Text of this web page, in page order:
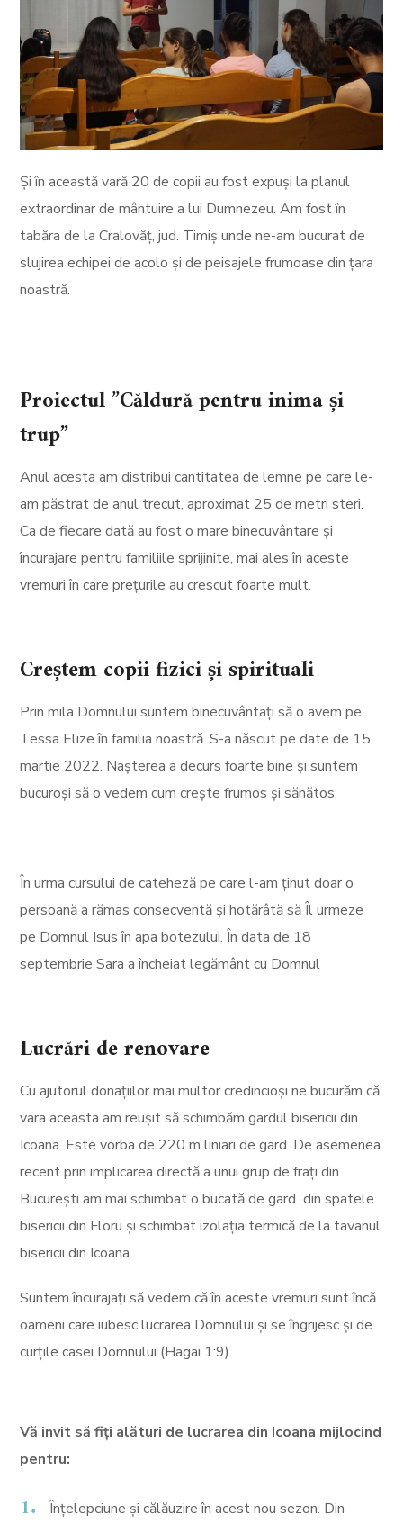
Și în această vară 20 de copii au fost expuși la planul
extraordinar de mântuire a lui Dumnezeu. Am fost în
tabăra de la Cralovăț, jud. Timiș unde ne-am bucurat de
slujirea echipei de acolo și de peisajele frumoase din țara
noastră.
Proiectul ”Căldură pentru inima și
trup”
Anul acesta am distribui cantitatea de lemne pe care le-
am păstrat de anul trecut, aproximat 25 de metri steri.
Ca de fiecare dată au fost o mare binecuvântare și
încurajare pentru familiile sprijinite, mai ales în aceste
vremuri în care prețurile au crescut foarte mult.
Creștem copii fizici și spirituali
Prin mila Domnului suntem binecuvântați să o avem pe
Tessa Elize în familia noastră. S-a născut pe date de 15
martie 2022. Nașterea a decurs foarte bine și suntem
bucuroși să o vedem cum crește frumos și sănătos.
În urma cursului de cateheză pe care l-am ținut doar o
persoană a rămas consecventă și hotărâtă să Îl urmeze
pe Domnul Isus în apa botezului. În data de 18
septembrie Sara a încheiat legământ cu Domnul
Lucrări de renovare
Cu ajutorul donațiilor mai multor credincioși ne bucurăm că
vara aceasta am reușit să schimbăm gardul bisericii din
Icoana. Este vorba de 220 m liniari de gard. De asemenea
recent prin implicarea directă a unui grup de frați din
București am mai schimbat o bucată de gard din spatele
bisericii din Floru și schimbat izolația termică de la tavanul
bisericii din Icoana.
Suntem încurajați să vedem că în aceste vremuri sunt încă
oameni care iubesc lucrarea Domnului și se îngrijesc și de
curțile casei Domnului (Hagai 1:9).
Vă invit să fiți alături de lucrarea din Icoana mijlocind
pentru:
Înțelepciune și călăuzire în acest nou sezon. Din